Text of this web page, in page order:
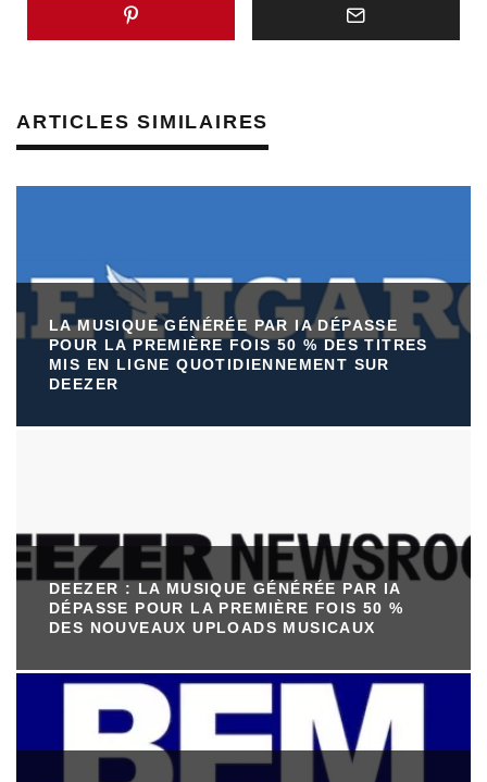
ARTICLES SIMILAIRES
LA MUSIQUE GÉNÉRÉE PAR IA DÉPASSE
POUR LA PREMIÈRE FOIS 50 % DES TITRES
MIS EN LIGNE QUOTIDIENNEMENT SUR
DEEZER
DEEZER : LA MUSIQUE GÉNÉRÉE PAR IA
DÉPASSE POUR LA PREMIÈRE FOIS 50 %
DES NOUVEAUX UPLOADS MUSICAUX